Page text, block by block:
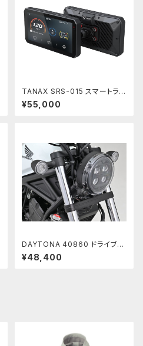
TANAX SRS-015 スマートライ
ドモニターAIO-5 Play
¥55,000
DAYTONA 40860 ドライブレ
コーダー MiVue M820WD
¥48,400